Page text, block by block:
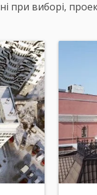
при виборі,